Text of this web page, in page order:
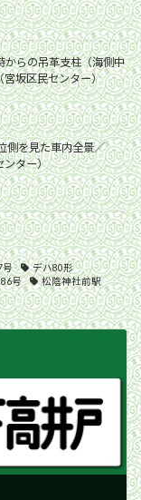
からの吊革支柱（海側中
宮坂区民センター）
側を見た車内全景／
ンター）
号
デハ80形
号 松陰神社前駅